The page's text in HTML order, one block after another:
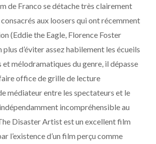
de Franco se détache très clairement
aux loosers qui ont récemment
(Eddie the Eagle, Florence Foster
plus d’éviter assez habilement les écueils
mélodramatiques du genre, il dépasse
office de grille de lecture
médiateur entre les spectateurs et le
incompréhensible au
Disaster Artist est un excellent film
l’existence d’un film perçu comme